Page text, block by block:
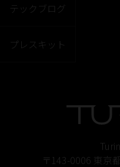
〒143-0006 東京
テックブログ
プレスキット